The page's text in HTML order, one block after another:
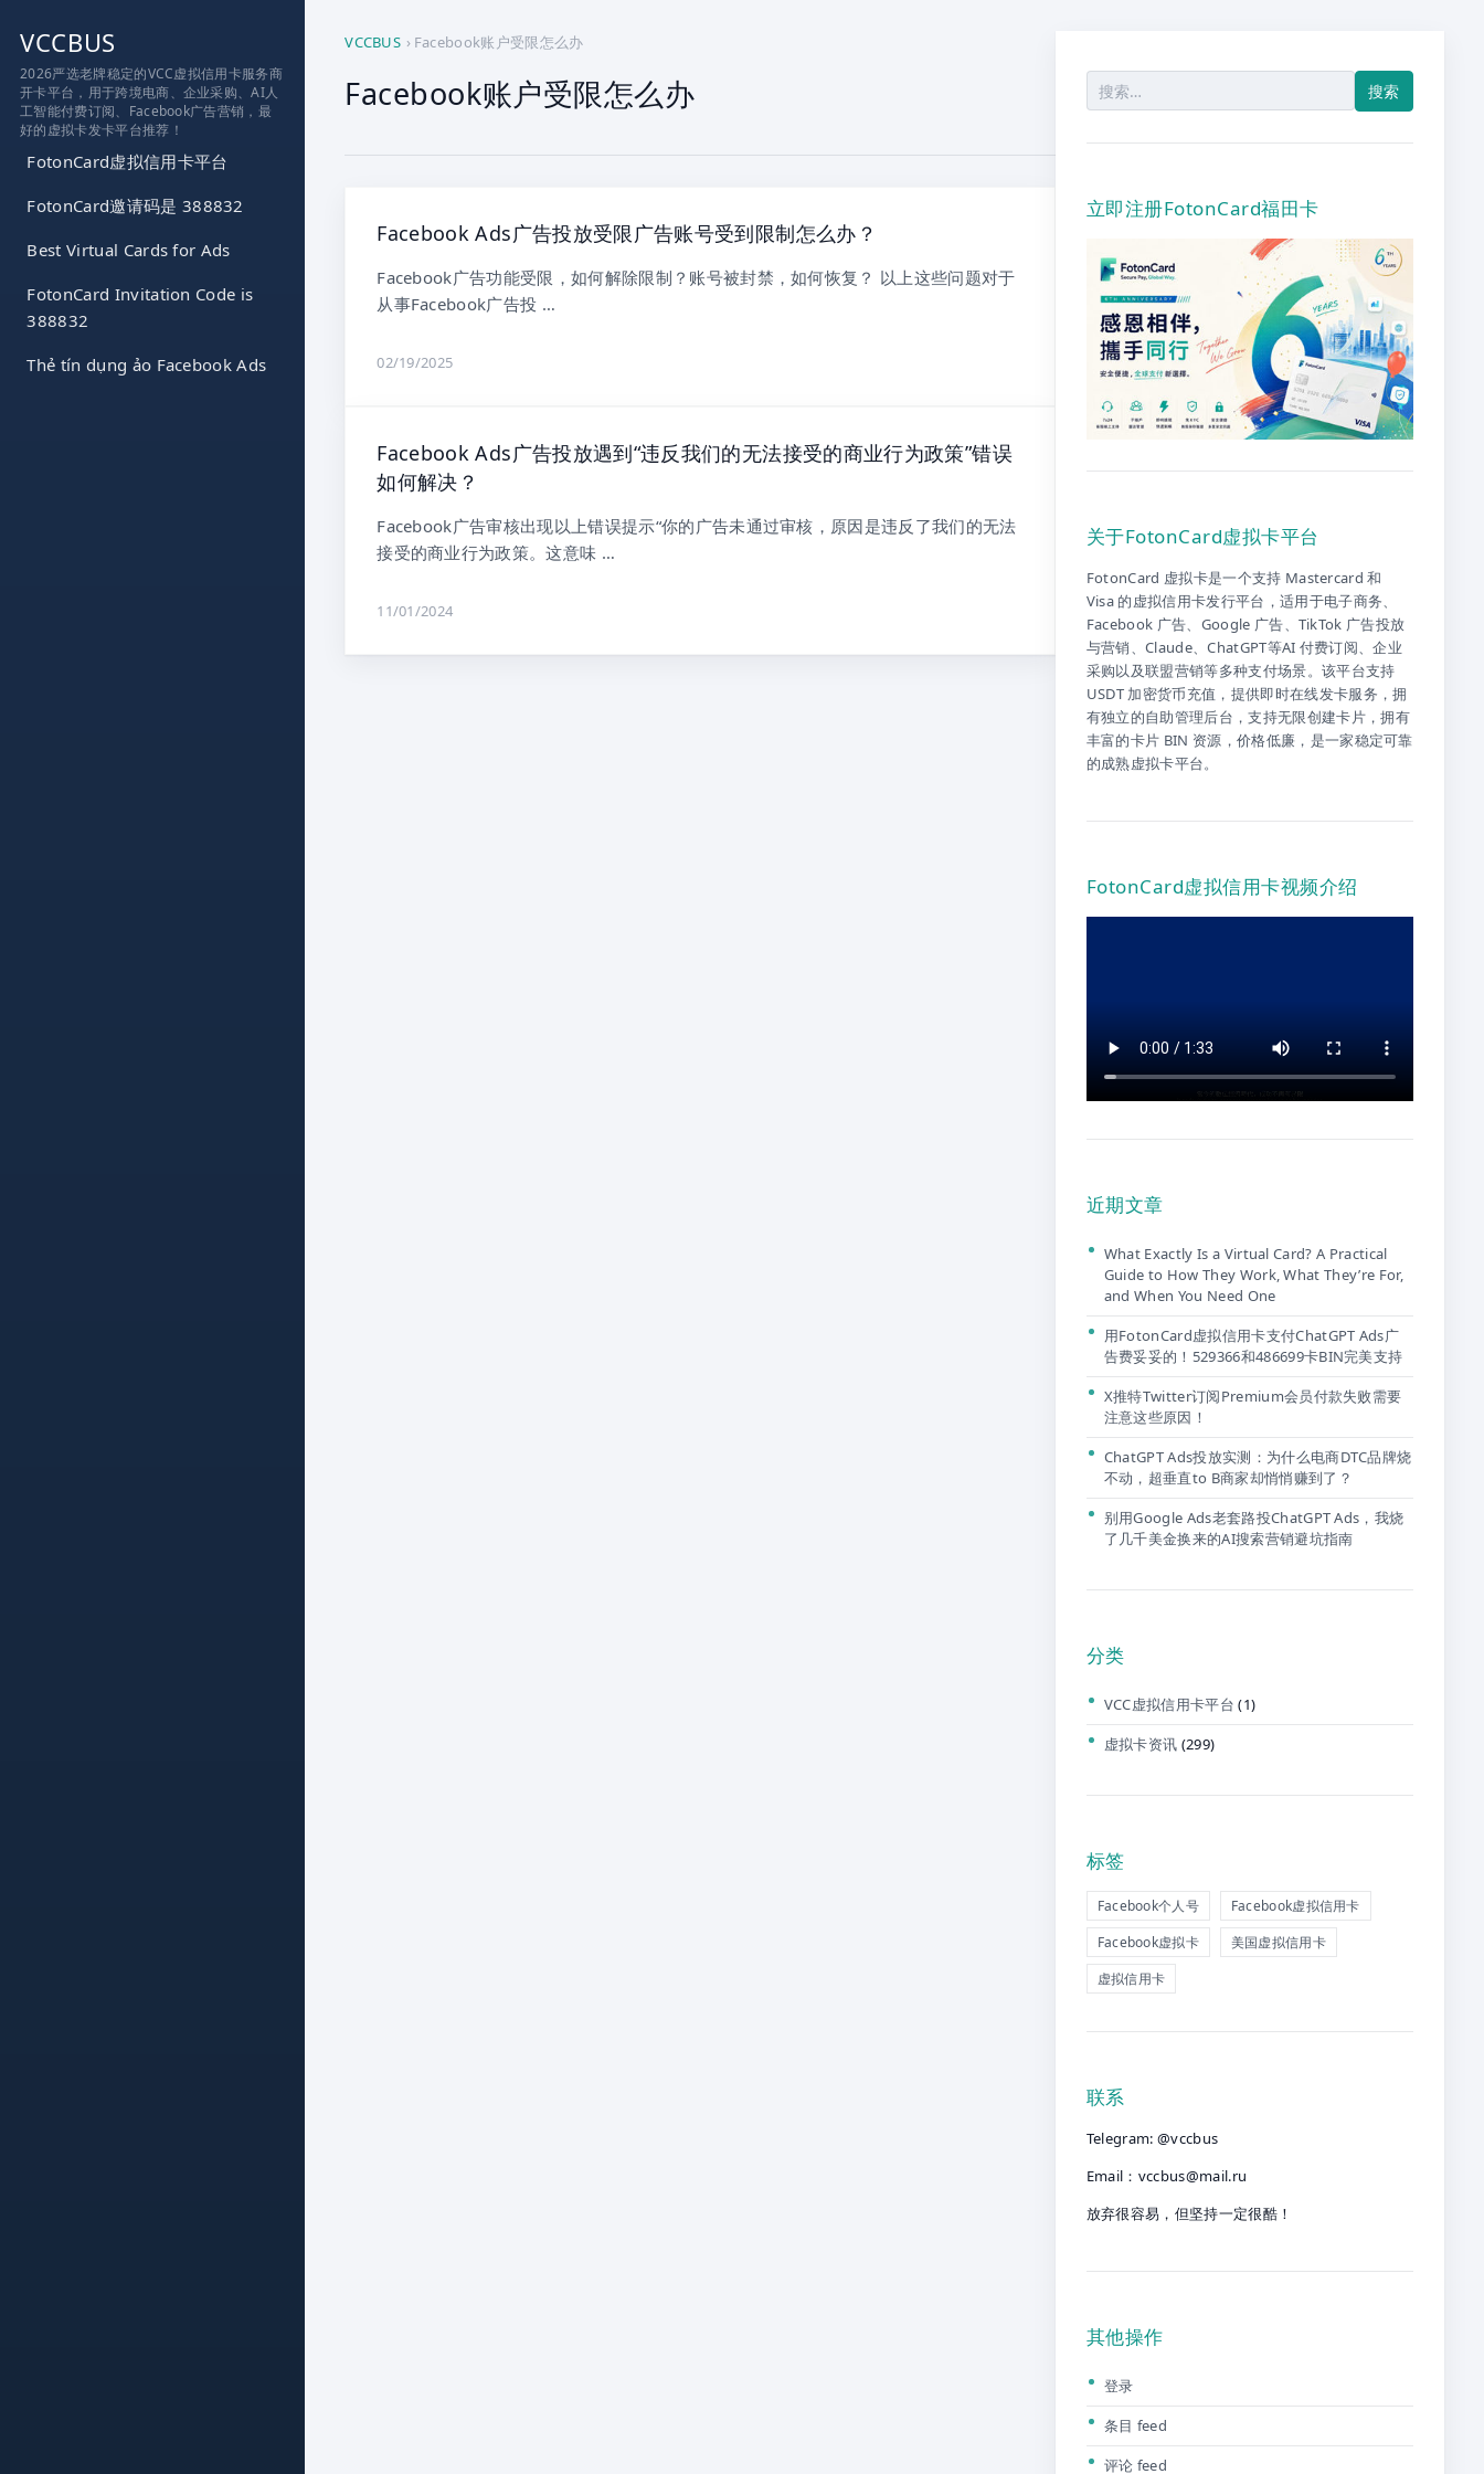
VCCBUS
2026严选老牌稳定的VCC虚拟信用卡服务商
开卡平台，用于跨境电商、企业采购、AI人
工智能付费订阅、Facebook广告营销，最
好的虚拟卡发卡平台推荐！
FotonCard虚拟信用卡平台
FotonCard邀请码是 388832
Best Virtual Cards for Ads
FotonCard Invitation Code is
388832
Thẻ tín dụng ảo Facebook Ads
VCCBUS › Facebook账户受限怎么办
Facebook账户受限怎么办
Facebook Ads广告投放受限广告账号受到限制怎么办？
Facebook广告功能受限，如何解除限制？账号被封禁，如何恢复？ 以上这些问题对于
从事Facebook广告投 …
02/19/2025
Facebook Ads广告投放遇到“违反我们的无法接受的商业行为政策”错误
如何解决？
Facebook广告审核出现以上错误提示“你的广告未通过审核，原因是违反了我们的无法
接受的商业行为政策。这意味 …
11/01/2024
索：
立即注册FotonCard福田卡
关于FotonCard虚拟卡平台
FotonCard 虚拟卡是一个支持 Mastercard 和
Visa 的虚拟信用卡发行平台，适用于电子商务、
Facebook 广告、Google 广告、TikTok 广告投放
与营销、Claude、ChatGPT等AI 付费订阅、企业
采购以及联盟营销等多种支付场景。该平台支持
USDT 加密货币充值，提供即时在线发卡服务，拥
有独立的自助管理后台，支持无限创建卡片，拥有
丰富的卡片 BIN 资源，价格低廉，是一家稳定可靠
的成熟虚拟卡平台。
FotonCard虚拟信用卡视频介绍
近期文章
What Exactly Is a Virtual Card? A Practical
Guide to How They Work, What They’re For,
and When You Need One
用FotonCard虚拟信用卡支付ChatGPT Ads广
告费妥妥的！529366和486699卡BIN完美支持
X推特Twitter订阅Premium会员付款失败需要
注意这些原因！
ChatGPT Ads投放实测：为什么电商DTC品牌烧
不动，超垂直to B商家却悄悄赚到了？
别用Google Ads老套路投ChatGPT Ads，我烧
了几千美金换来的AI搜索营销避坑指南
分类
VCC虚拟信用卡平台 (1)
虚拟卡资讯 (299)
标签
Facebook个人号
Facebook虚拟信用卡
Facebook虚拟卡
美国虚拟信用卡
虚拟信用卡
联系
Telegram: @vccbus
Email： vccbus@mail.ru
放弃很容易，但坚持一定很酷！
其他操作
登录
条目 feed
评论 feed